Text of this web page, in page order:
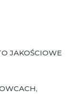
JAKOŚCIOWE